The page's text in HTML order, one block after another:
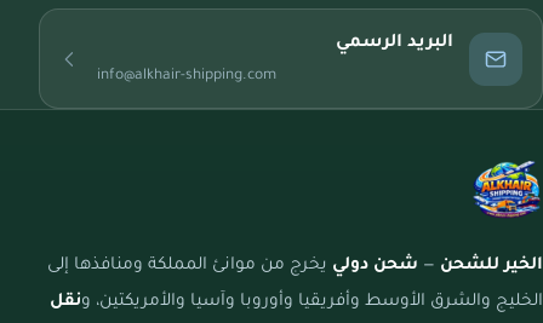
البريد الرسمي
info@alkhair-shipping.com
الخير للشحن — شحن دولي يخرج من موانئ المملكة ومنافذها إلى
الخليج والشرق الأوسط وأفريقيا وأوروبا وآسيا والأمريكتين، ونقل